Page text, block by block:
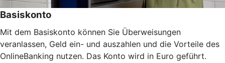
Basiskonto
Mit dem Basiskonto können Sie Überweisungen
veranlassen, Geld ein- und auszahlen und die Vorteile des
OnlineBanking nutzen. Das Konto wird in Euro geführt.